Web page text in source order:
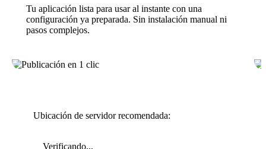
Tu aplicación lista para usar al instante con una
configuración ya preparada. Sin instalación manual ni
pasos complejos.
Ubicación de servidor recomendada:
Verificando...